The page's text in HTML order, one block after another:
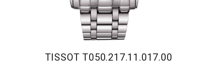
TISSOT T050.217.11.017.00